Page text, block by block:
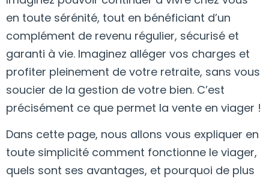
en toute sérénité, tout en bénéficiant d’un
complément de revenu régulier, sécurisé et
garanti à vie. Imaginez alléger vos charges et
profiter pleinement de votre retraite, sans vous
soucier de la gestion de votre bien. C’est
précisément ce que permet la vente en viager !
Dans cette page, nous allons vous expliquer en
toute simplicité comment fonctionne le viager,
quels sont ses avantages, et pourquoi de plus